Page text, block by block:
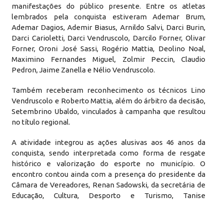
manifestações do público presente. Entre os atletas
lembrados pela conquista estiveram Ademar Brum,
Ademar Dagios, Ademir Biasus, Arnildo Salvi, Darci Burin,
Darci Carioletti, Darci Vendruscolo, Darcilo Forner, Olivar
Forner, Oroni José Sassi, Rogério Mattia, Deolino Noal,
Maximino Fernandes Miguel, Zolmir Peccin, Claudio
Pedron, Jaime Zanella e Nélio Vendruscolo.
Também receberam reconhecimento os técnicos Lino
Vendruscolo e Roberto Mattia, além do árbitro da decisão,
Setembrino Ubaldo, vinculados à campanha que resultou
no título regional.
A atividade integrou as ações alusivas aos 46 anos da
conquista, sendo interpretada como forma de resgate
histórico e valorização do esporte no município. O
encontro contou ainda com a presença do presidente da
Câmara de Vereadores, Renan Sadowski, da secretária de
Educação, Cultura, Desporto e Turismo, Tanise